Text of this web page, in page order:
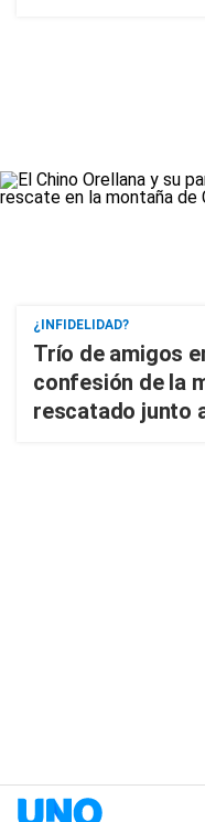
¿INFIDELIDAD?
Trío de amigos
confesión de la
rescatado junto